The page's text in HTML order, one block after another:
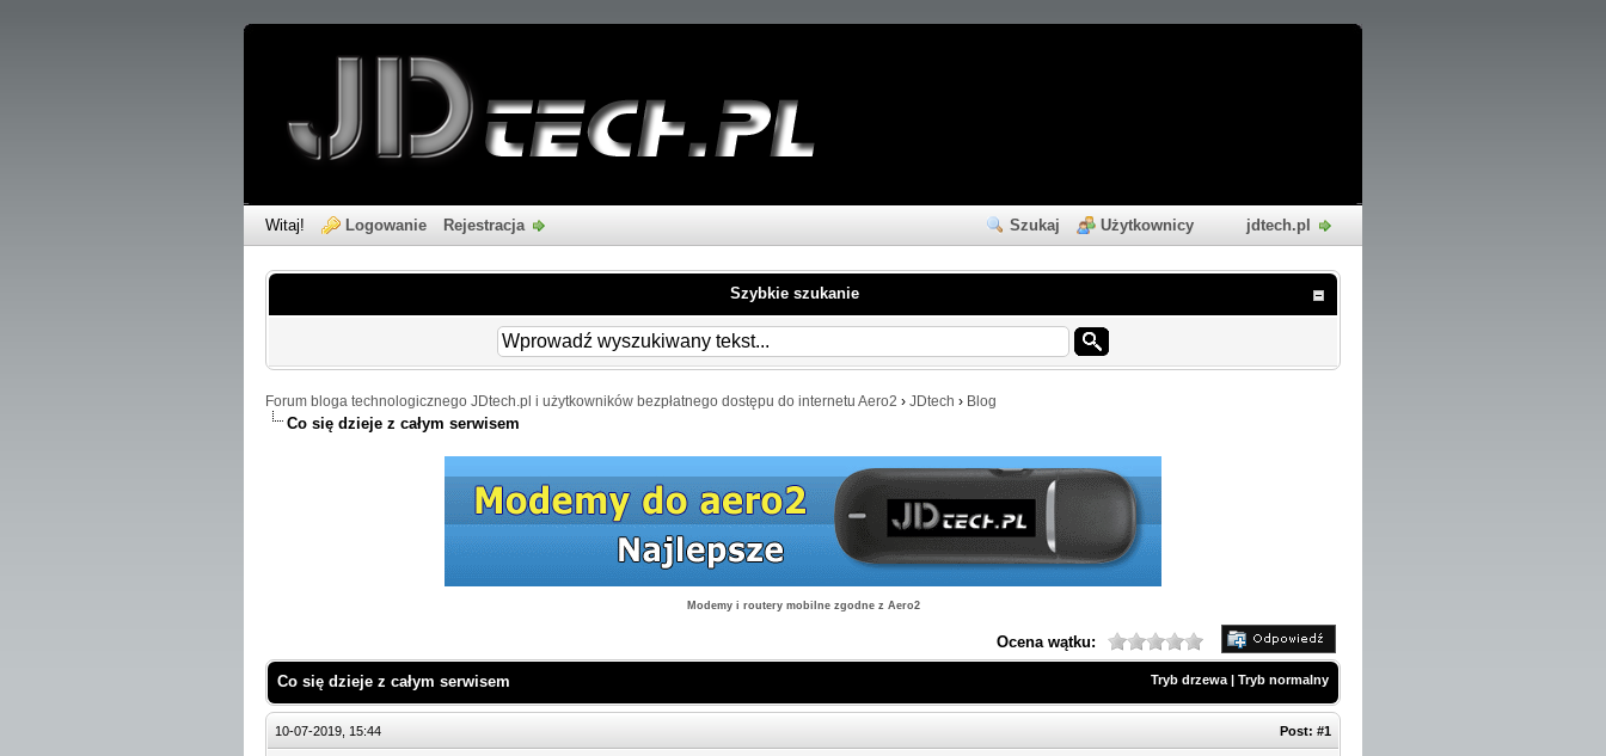
Szukaj Użytkownicy jdtech.pl
Witaj! Logowanie Rejestracja
Szybkie szukanie
Forum bloga technologicznego JDtech.pl i użytkowników bezpłatnego dostępu do internetu Aero2 › JDtech › Blog
Co się dzieje z całym serwisem
Modemy i routery mobilne zgodne z Aero2
Ocena wątku:
Tryb drzewa | Tryb normalny
Co się dzieje z całym serwisem
10-07-2019, 15:44 Post: #1